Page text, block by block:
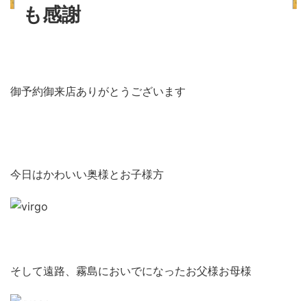
も感謝
御予約御来店ありがとうございます
今日はかわいい奥様とお子様方
そして遠路、霧島においでになったお父様お母様